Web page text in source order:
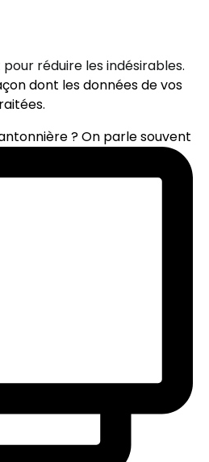
réduire les indésirables.
dont les données de vos
.
? On parle souvent